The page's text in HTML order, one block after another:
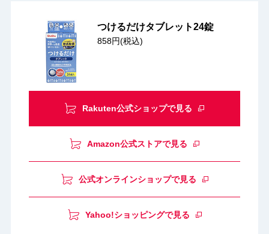
つけるだけタブレット24錠
858円(税込)
Rakuten公式ショップで見る
Amazon公式ストアで見る
公式オンラインショップで見る
Yahoo!ショッピングで見る